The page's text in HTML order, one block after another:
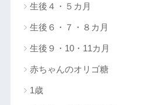
生後４・５カ月
生後６・７・８カ月
生後９・10・11カ月
赤ちゃんのオリゴ糖
1歳